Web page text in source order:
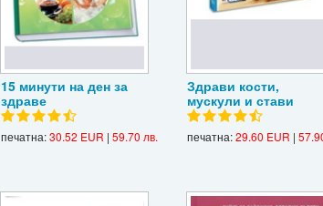
15 минути на ден за
здраве
печатна:30.52 EUR | 59.70 лв.
Здрави кости,
мускули и стави
печатна:29.60 EUR |